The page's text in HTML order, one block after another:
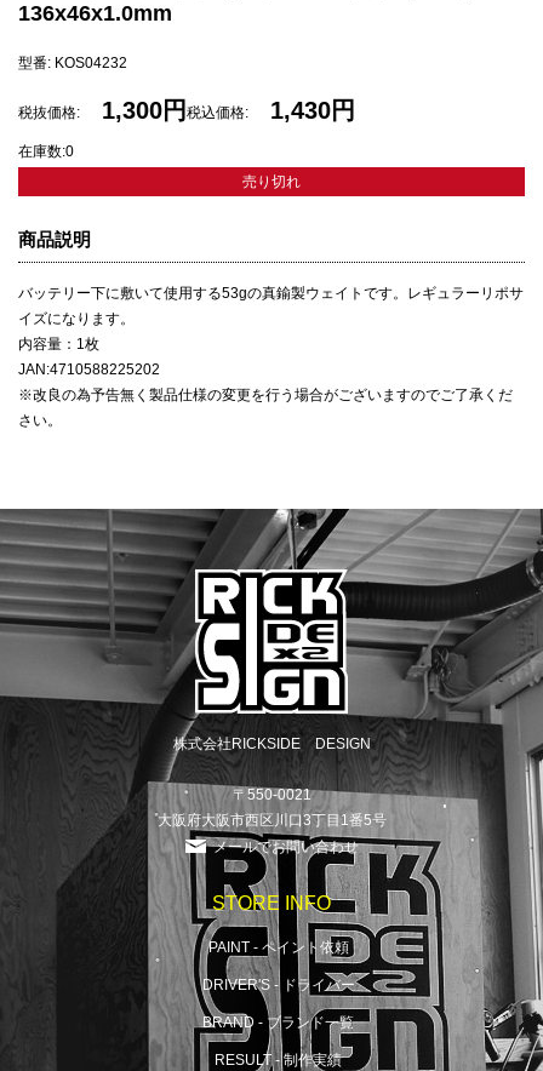
136x46x1.0mm
型番: KOS04232
税抜価格: 1,300円 税込価格: 1,430円
在庫数:0
売り切れ
商品説明
バッテリー下に敷いて使用する53gの真鍮製ウェイトです。レギュラーリポサ
イズになります。
内容量：1枚
JAN:4710588225202
※改良の為予告無く製品仕様の変更を行う場合がございますのでご了承くだ
さい。
株式会社RICKSIDE DESIGN
〒550-0021
大阪府大阪市西区川口3丁目1番5号
メールでお問い合わせ
STORE INFO
PAINT - ペイント依頼
DRIVER'S - ドライバー
BRAND - ブランド一覧
RESULT - 制作実績